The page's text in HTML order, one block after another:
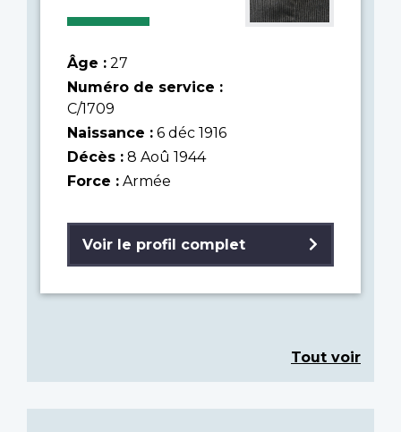
Âge : 27
Numéro de service :
C/1709
Naissance : 6 déc 1916
Décès : 8 Aoû 1944
Force : Armée
Voir le profil complet
Tout voir